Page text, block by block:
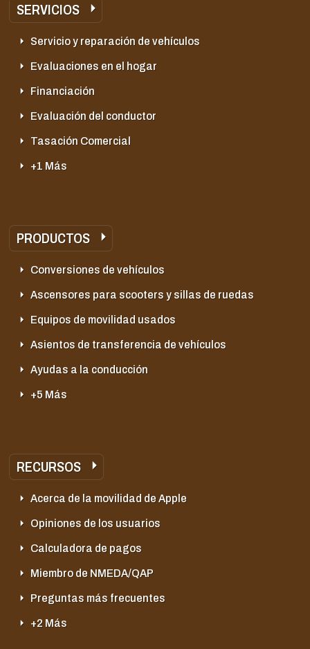
SERVICIOS
Servicio y reparación de vehículos
Evaluaciones en el hogar
Financiación
Evaluación del conductor
Tasación Comercial
+1 Más
PRODUCTOS
Conversiones de vehículos
Ascensores para scooters y sillas de ruedas
Equipos de movilidad usados
Asientos de transferencia de vehículos
Ayudas a la conducción
+5 Más
RECURSOS
Acerca de la movilidad de Apple
Opiniones de los usuarios
Calculadora de pagos
Miembro de NMEDA/QAP
Preguntas más frecuentes
+2 Más